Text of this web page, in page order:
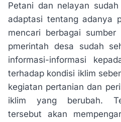
Petani dan nelayan
adaptasi tentang adanya
mencari berbagai
pmerintah desa sudah
informasi-informasi
terhadap kondisi iklim
kegiatan pertanian dan
iklim yang berubah.
tersebut akan